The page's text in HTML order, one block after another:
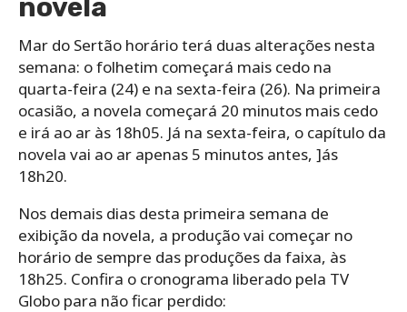
novela
Mar do Sertão horário terá duas alterações nesta
semana: o folhetim começará mais cedo na
quarta-feira (24) e na sexta-feira (26). Na primeira
ocasião, a novela começará 20 minutos mais cedo
e irá ao ar às 18h05. Já na sexta-feira, o capítulo da
novela vai ao ar apenas 5 minutos antes, ]ás
18h20.
Nos demais dias desta primeira semana de
exibição da novela, a produção vai começar no
horário de sempre das produções da faixa, às
18h25. Confira o cronograma liberado pela TV
Globo para não ficar perdido: